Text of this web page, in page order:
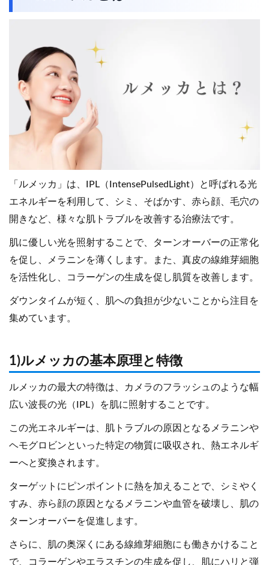
「ルメッカ」は、IPL（IntensePulsedLight）と呼ばれる光
エネルギーを利用して、シミ、そばかす、赤ら顔、毛穴の
開きなど、様々な肌トラブルを改善する治療法です。
肌に優しい光を照射することで、ターンオーバーの正常化
を促し、メラニンを薄くします。また、真皮の線維芽細胞
を活性化し、コラーゲンの生成を促し肌質を改善します。
ダウンタイムが短く、肌への負担が少ないことから注目を
集めています。
1)ルメッカの基本原理と特徴
ルメッカの最大の特徴は、カメラのフラッシュのような幅
広い波長の光（IPL）を肌に照射することです。
この光エネルギーは、肌トラブルの原因となるメラニンや
ヘモグロビンといった特定の物質に吸収され、熱エネルギ
ーへと変換されます。
ターゲットにピンポイントに熱を加えることで、シミやく
すみ、赤ら顔の原因となるメラニンや血管を破壊し、肌の
ターンオーバーを促進します。
さらに、肌の奥深くにある線維芽細胞にも働きかけること
で、コラーゲンやエラスチンの生成を促し、肌にハリと弾